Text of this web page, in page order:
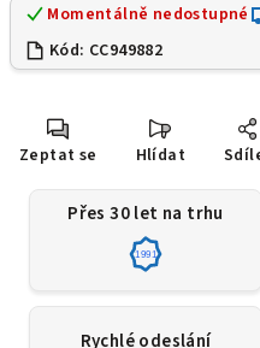
Momentálně nedostupné
Kód: CC949882
Zeptat se Hlídat
Přes 30 let na trhu
1991
Rychlé odeslání